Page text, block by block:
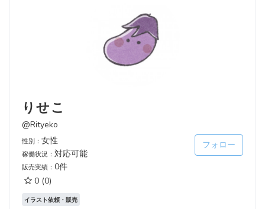
りせこ
@Rityeko
性別： 女性
稼働状況： 対応可能
販売実績： 0件
0 (0)
フォロー
イラスト依頼・販売